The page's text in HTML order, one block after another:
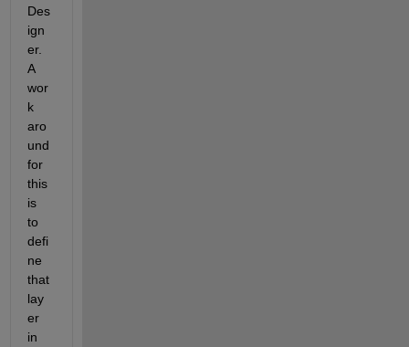
Des
ign
er.
A
wor
k
aro
und
for
this
is
to
defi
ne
that
lay
er
in